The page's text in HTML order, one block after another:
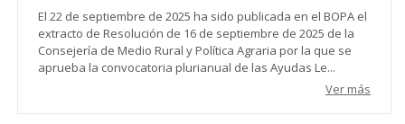
El 22 de septiembre de 2025 ha sido publicada en el BOPA el
extracto de Resolución de 16 de septiembre de 2025 de la
Consejería de Medio Rural y Política Agraria por la que se
aprueba la convocatoria plurianual de las Ayudas Le...
Ver más